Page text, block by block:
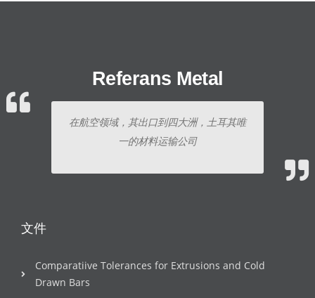
Referans Metal
在航空领域，其出口到四大洲，土耳其唯
一的材料运输公司
文件
Comparatiive Tolerances for Extrusions and Cold
Drawn Bars